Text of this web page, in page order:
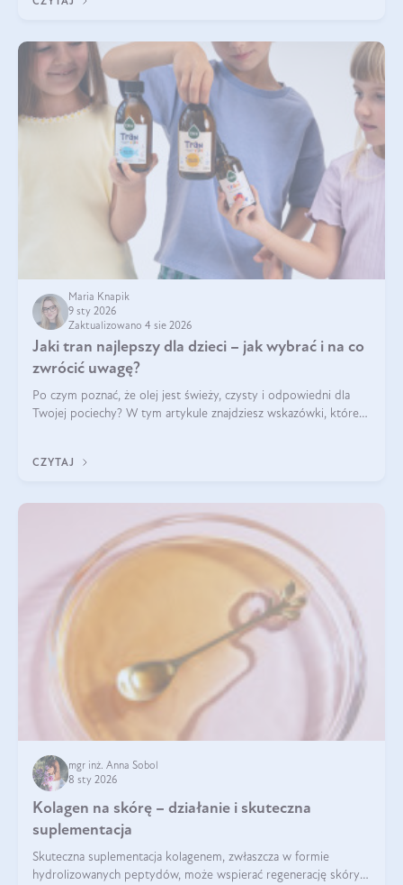
osłabienie włosów.
Maria Knapik
9 sty 2026
Zaktualizowano 4 sie 2026
Jaki tran najlepszy dla dzieci – jak wybrać i na co
zwrócić uwagę?
Po czym poznać, że olej jest świeży, czysty i odpowiedni dla
Twojej pociechy? W tym artykule znajdziesz wskazówki, które
CZYTAJ
mgr inż. Anna Sobol
8 sty 2026
Kolagen na skórę – działanie i skuteczna
suplementacja
Skuteczna suplementacja kolagenem, zwłaszcza w formie
hydrolizowanych peptydów, może wspierać regenerację skóry i